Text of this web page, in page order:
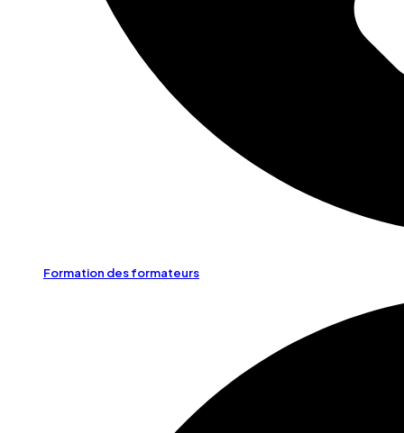
Formation des formateurs